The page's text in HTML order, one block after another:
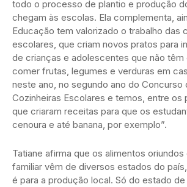
todo o processo de plantio e produção
chegam às escolas. Ela complementa,
Educação tem valorizado o trabalho das
escolares, que criam novos pratos para
de crianças e adolescentes que não
comer frutas, legumes e verduras em
neste ano, no segundo ano do Concurso
Cozinheiras Escolares e temos, entre os
que criaram receitas para que os
cenoura e até banana, por exemplo”.
Tatiane afirma que os alimentos oriundos
familiar vêm de diversos estados do
é para a produção local. Só do estado de